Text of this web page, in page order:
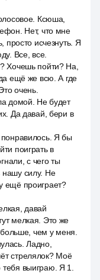
Ксюша,
Нет, что мне
просто исчезнуть. Я
Все, все.
Хочешь пойти? На,
ещё же всю. А где
очень.
домой. Не будет
Да давай, бери в
Я бы
поиграть в
с чего ты
нашу силу. Не
ещё проиграет?
давай
мелкая. Это же
чем у меня.
Ладно,
стрелялок? Моё
выиграю. Я 1.